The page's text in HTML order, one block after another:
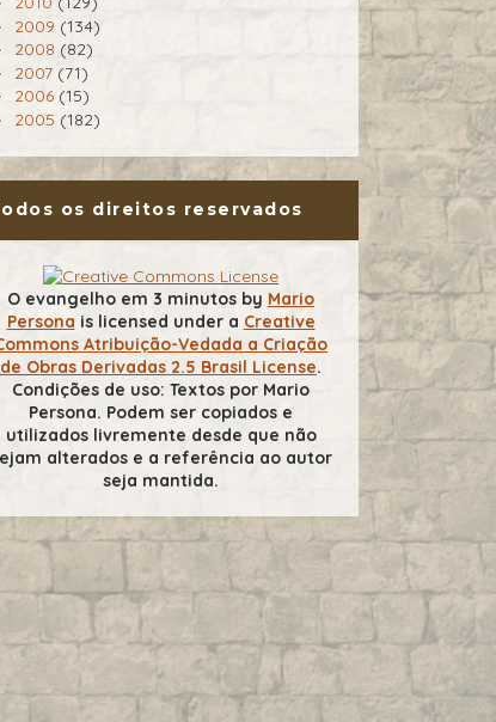
2009 (134)
2008 (82)
2007 (71)
2006 (15)
2005 (182)
os direitos reservados
O evangelho em 3 minutos by Mario
Persona is licensed under a Creative
Atribuição-Vedada a Criação
de Obras Derivadas 2.5 Brasil License.
Condições de uso: Textos por Mario
Persona. Podem ser copiados e
utilizados livremente desde que não
alterados e a referência ao autor
seja mantida.